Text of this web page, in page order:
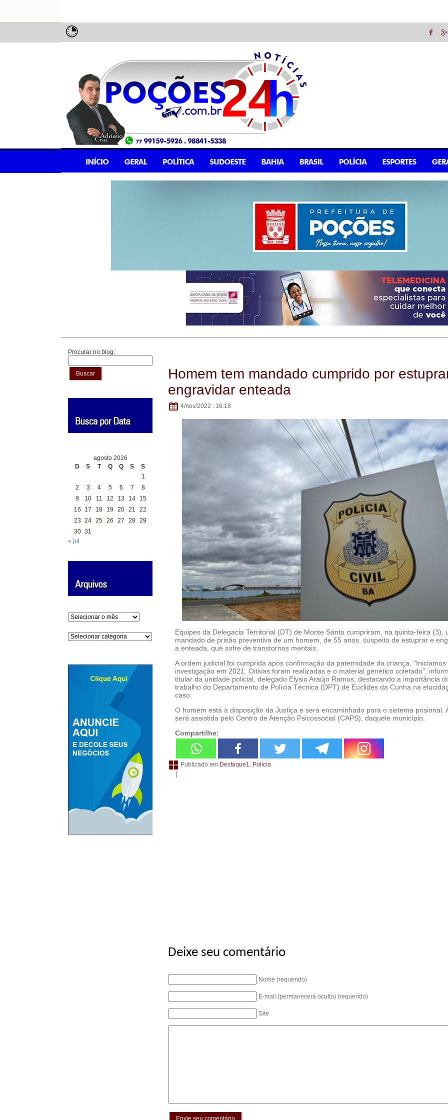
Procurar no blog:
Buscar
agosto 2026
D
S T Q Q S
S
1
2
3 4 5 6 7
8
9
10 11 12 13 14
15
16
17 18 19 20 21
22
23 24 25 26 27 28 29
30 31
« jul
Arquivos
Categorias
Homem tem mandado cumprido por
engravidar enteada
4/nov/2022 . 16:18
Equipes da Delegacia Territorial (DT) de Monte Santo cumpriram, na quinta-feira (3),
mandado de prisão preventiva de um homem, de 55 anos, suspeito de estuprar e
a enteada, que sofre de transtornos mentais.
A ordem judicial foi cumprida após confirmação da paternidade da criança. “Iniciamos
investigação em 2021. Oitivas foram realizadas e o material genético coletado”,
titular da unidade policial, delegado Elysio Araújo Ramos, destacando a importância
trabalho do Departamento de Polícia Técnica (DPT) de Euclides da Cunha na
caso.
O homem está à disposição da Justiça e será encaminhado para o sistema prisional.
será assistida pelo Centro de Atenção Psicossocial (CAPS), daquele município.
Compartilhe:
Publicado em Destaque1
Polícia
|
Deixe seu comentário
Nome (requerido)
E-mail (permanecerá oculto) (requerido)
Site
Envie seu comentário